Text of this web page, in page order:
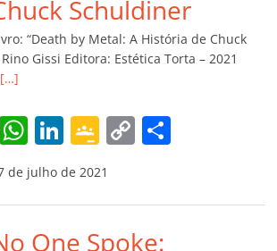
p a
ss
ro
m
k h
ar
Schuldiner
“Death by Metal: A História de Chuck
Gissi Editora: Estética Torta – 2021
[…]
E W
h
at
s
Li
n
k
e
G
o
o
gl
C
y p
de julho de 2021
One Spoke: